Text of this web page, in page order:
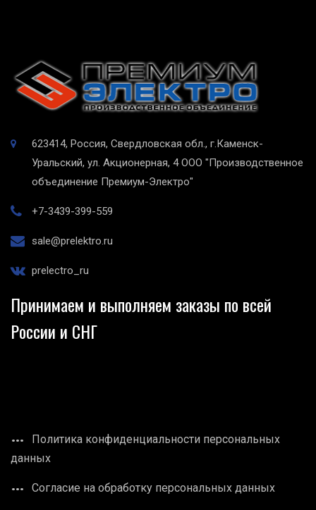
623414, Россия, Свердловская обл., г.Каменск-
Уральский, ул. Акционерная, 4 ООО "Производственное
объединение Премиум-Электро"
+7-3439-399-559
sale@prelektro.ru
prelectro_ru
Принимаем и выполняем заказы по всей
России и СНГ
Политика конфиденциальности персональных
данных
Согласие на обработку персональных данных